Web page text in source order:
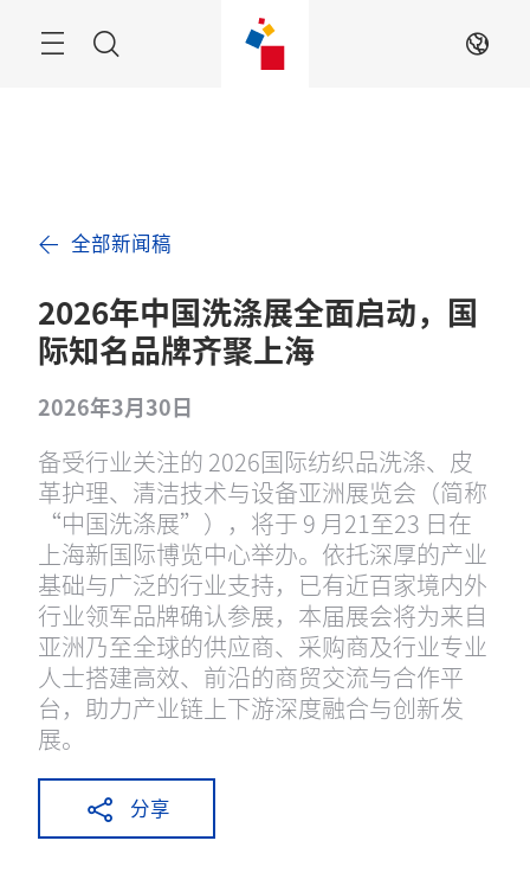
ZH
全部新闻稿
2026年中国洗涤展全面启动，国
际知名品牌齐聚上海
2026年3月30日
备受行业关注的 2026国际纺织品洗涤、皮
革护理、清洁技术与设备亚洲展览会（简称
“中国洗涤展”），将于 9 月21至23 日在
上海新国际博览中心举办。依托深厚的产业
基础与广泛的行业支持，已有近百家境内外
行业领军品牌确认参展，本届展会将为来自
亚洲乃至全球的供应商、采购商及行业专业
人士搭建高效、前沿的商贸交流与合作平
台，助力产业链上下游深度融合与创新发
展。
分享